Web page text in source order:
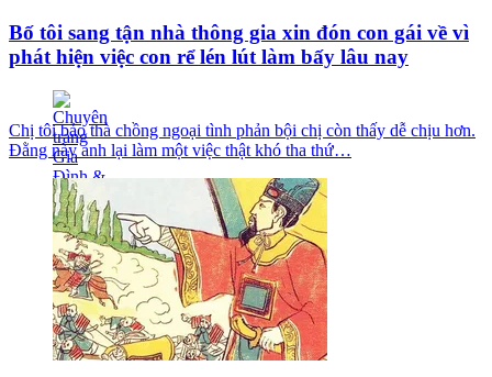
Bố tôi sang tận nhà thông gia xin đón con gái về vì
phát hiện việc con rể lén lút làm bấy lâu nay
Chị tôi bảo thà chồng ngoại tình phản bội chị còn thấy dễ chịu hơn.
Đằng này anh lại làm một việc thật khó tha thứ…